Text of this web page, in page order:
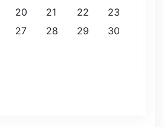
20 21 22
23
27 28 29
30